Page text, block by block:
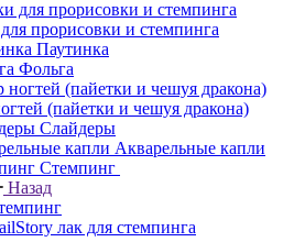
прорисовки и стемпинга
Паутинка
Фольга
(пайетки и чешуя дракона)
Слайдеры
Акварельные капли
Стемпинг
Назад
лак для стемпинга